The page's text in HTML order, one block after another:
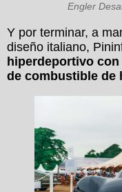
Engler
Y por terminar, a
diseño italiano,
hiperdeportivo
de combustible de